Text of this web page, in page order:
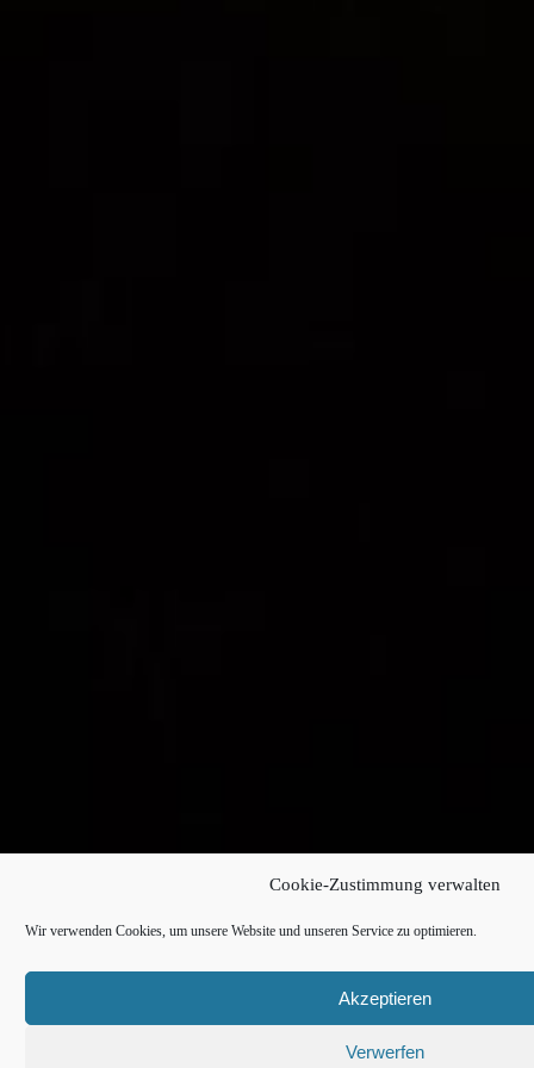
Cookie-Zustimmung verwalten
Wir verwenden Cookies, um unsere Website und unseren Service zu optimieren.
Akzeptieren
Verwerfen